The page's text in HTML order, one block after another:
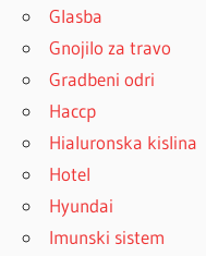
Glasba
Gnojilo za travo
Gradbeni odri
Haccp
Hialuronska kislina
Hotel
Hyundai
Imunski sistem